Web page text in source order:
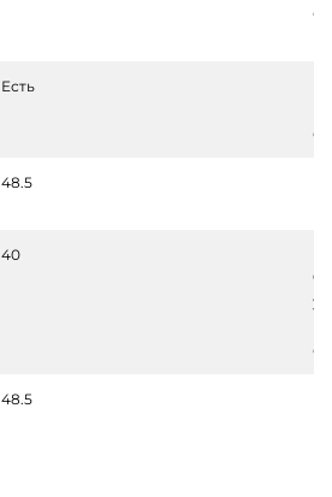
Есть
48.5
40
48.5